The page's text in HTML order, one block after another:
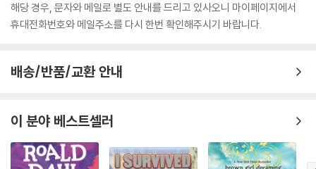
해당 경우, 문자와 메일로 별도 안내를 드리고 있사오니 마이페이지에서
휴대전화번호와 메일주소를 다시 한번 확인해주시기 바랍니다.
배송/반품/교환 안내
이 분야 베스트셀러